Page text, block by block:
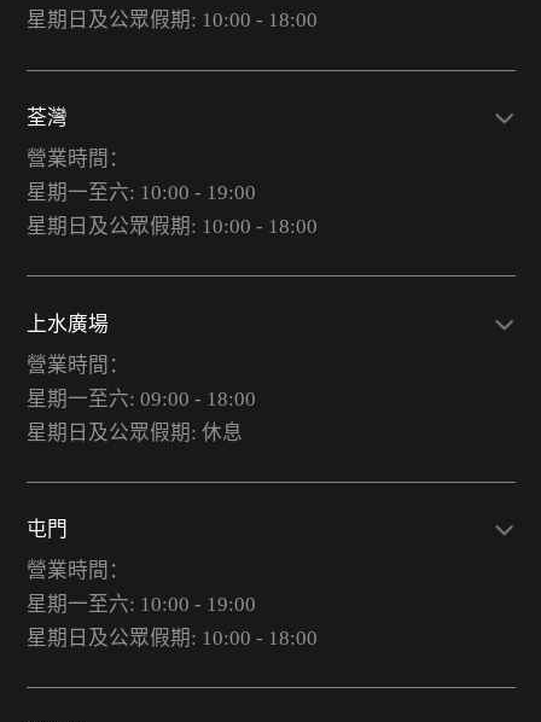
星期日及公眾假期: 10:00 - 18:00
荃灣
營業時間：
星期一至六: 10:00 - 19:00
星期日及公眾假期: 10:00 - 18:00
上水廣場
營業時間：
星期一至六: 09:00 - 18:00
星期日及公眾假期: 休息
屯門
營業時間：
星期一至六: 10:00 - 19:00
星期日及公眾假期: 10:00 - 18:00